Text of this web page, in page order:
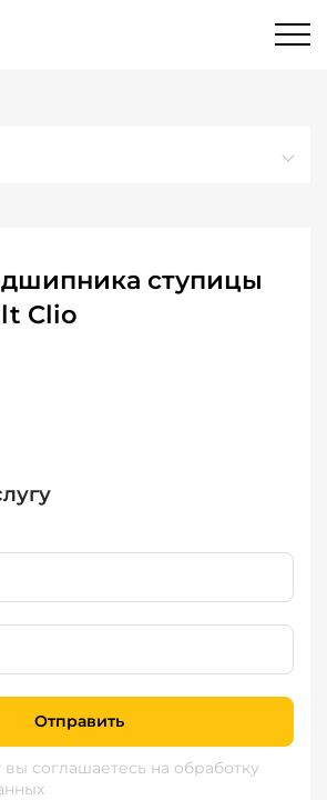
ступицы
Clio
Отправить
соглашаетесь на обработку